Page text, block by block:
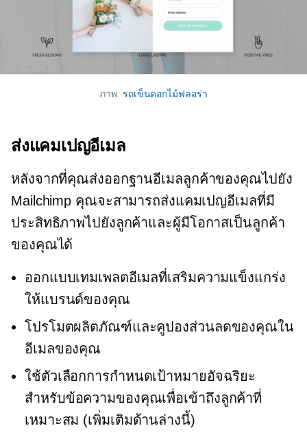
ภาพ: รถเข็นดอกไม้ฟลอร่า
ส่งแคมเปญอีเมล
หลังจากที่คุณส่งออกฐานอีเมลลูกค้าของคุณไปยัง
Mailchimp คุณจะสามารถส่งแคมเปญอีเมลที่มี
ประสิทธิภาพไปยังลูกค้าและผู้มีโอกาสเป็นลูกค้า
ของคุณได้
ออกแบบเทมเพลตอีเมลที่เสริมความแข็งแกร่ง
ให้แบรนด์ของคุณ
โปรโมตผลิตภัณฑ์และคูปองส่วนลดของคุณใน
อีเมลของคุณ
ใช้ตัวเลือกการกำหนดเป้าหมายอัจฉริยะ
สำหรับข้อความของคุณเพื่อเข้าถึงลูกค้าที่
เหมาะสม (เพิ่มเติมด้านล่างนี้)